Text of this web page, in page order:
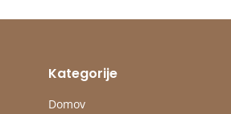
Kategorije
Domov